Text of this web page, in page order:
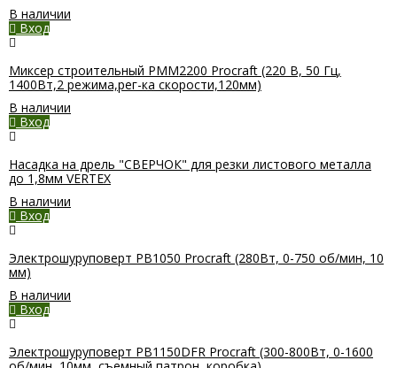
В наличии
Вход
Миксер строительный PMM2200 Procraft (220 В, 50 Гц,
1400Вт,2 режима,рег-ка скорости,120мм)
В наличии
Вход
Насадка на дрель "СВЕРЧОК" для резки листового металла
до 1,8мм VERTEX
В наличии
Вход
Электрошуруповерт PB1050 Procraft (280Вт, 0-750 об/мин, 10
мм)
В наличии
Вход
Электрошуруповерт PB1150DFR Procraft (300-800Вт, 0-1600